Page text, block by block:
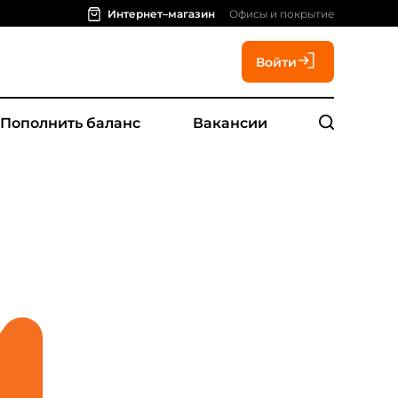
Интернет–магазин Офисы и покрытие
Войти
Пополнить баланс Вакансии